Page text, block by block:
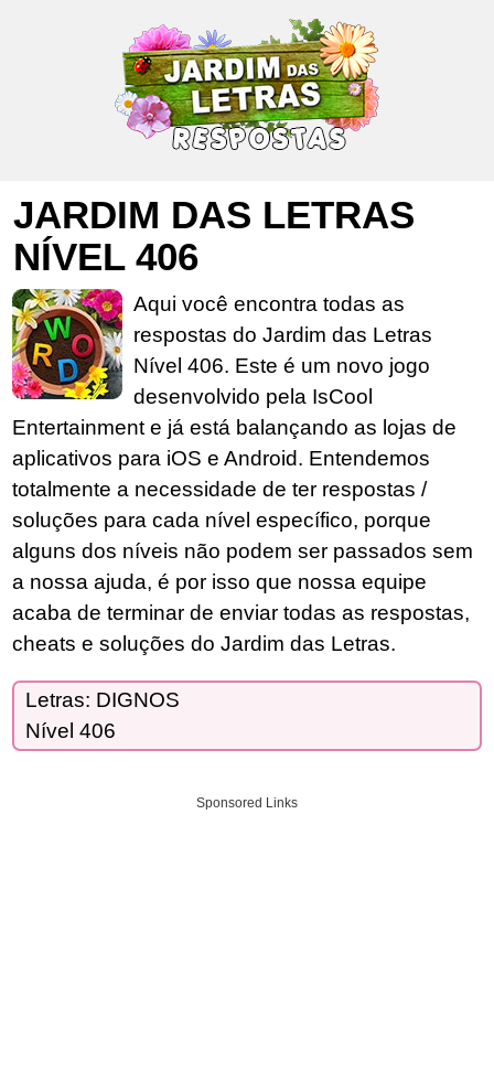
JARDIM DAS LETRAS
NÍVEL 406
Aqui você encontra todas as
respostas do Jardim das Letras
Nível 406. Este é um novo jogo
desenvolvido pela IsCool
Entertainment e já está balançando as lojas de
aplicativos para iOS e Android. Entendemos
totalmente a necessidade de ter respostas /
soluções para cada nível específico, porque
alguns dos níveis não podem ser passados sem
a nossa ajuda, é por isso que nossa equipe
acaba de terminar de enviar todas as respostas,
cheats e soluções do Jardim das Letras.
Letras: DIGNOS
Nível 406
Sponsored Links